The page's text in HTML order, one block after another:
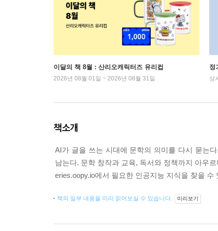
이달의 책 8월 : 산리오캐릭터즈 유리컵
2026년 08월 01일 ~ 2026년 08월 31일
정
상
책소개
AI가 글을 쓰는 시대에 문학의 의미를 다시 묻는
남는다. 문학 창작과 교육, 독서와 정책까지 아우
eries.oopy.io에서 필요한 인공지능 지식을 찾을 수
책의 일부 내용을 미리 읽어보실 수 있습니다. 미리보기